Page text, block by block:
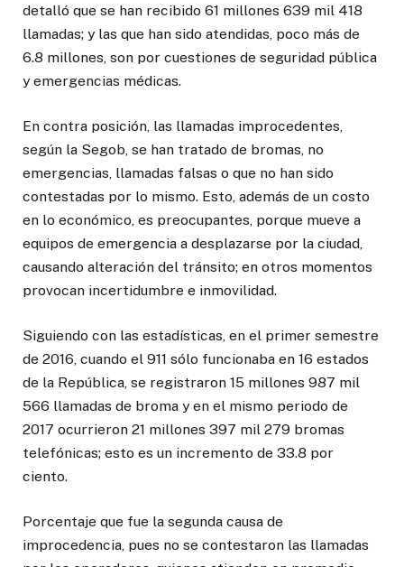
detalló que se han recibido 61 millones 639 mil 418
llamadas; y las que han sido atendidas, poco más de
6.8 millones, son por cuestiones de seguridad pública
y emergencias médicas.
En contra posición, las llamadas improcedentes,
según la Segob, se han tratado de bromas, no
emergencias, llamadas falsas o que no han sido
contestadas por lo mismo. Esto, además de un costo
en lo económico, es preocupantes, porque mueve a
equipos de emergencia a desplazarse por la ciudad,
causando alteración del tránsito; en otros momentos
provocan incertidumbre e inmovilidad.
Siguiendo con las estadísticas, en el primer semestre
de 2016, cuando el 911 sólo funcionaba en 16 estados
de la República, se registraron 15 millones 987 mil
566 llamadas de broma y en el mismo periodo de
2017 ocurrieron 21 millones 397 mil 279 bromas
telefónicas; esto es un incremento de 33.8 por
ciento.
Porcentaje que fue la segunda causa de
improcedencia, pues no se contestaron las llamadas